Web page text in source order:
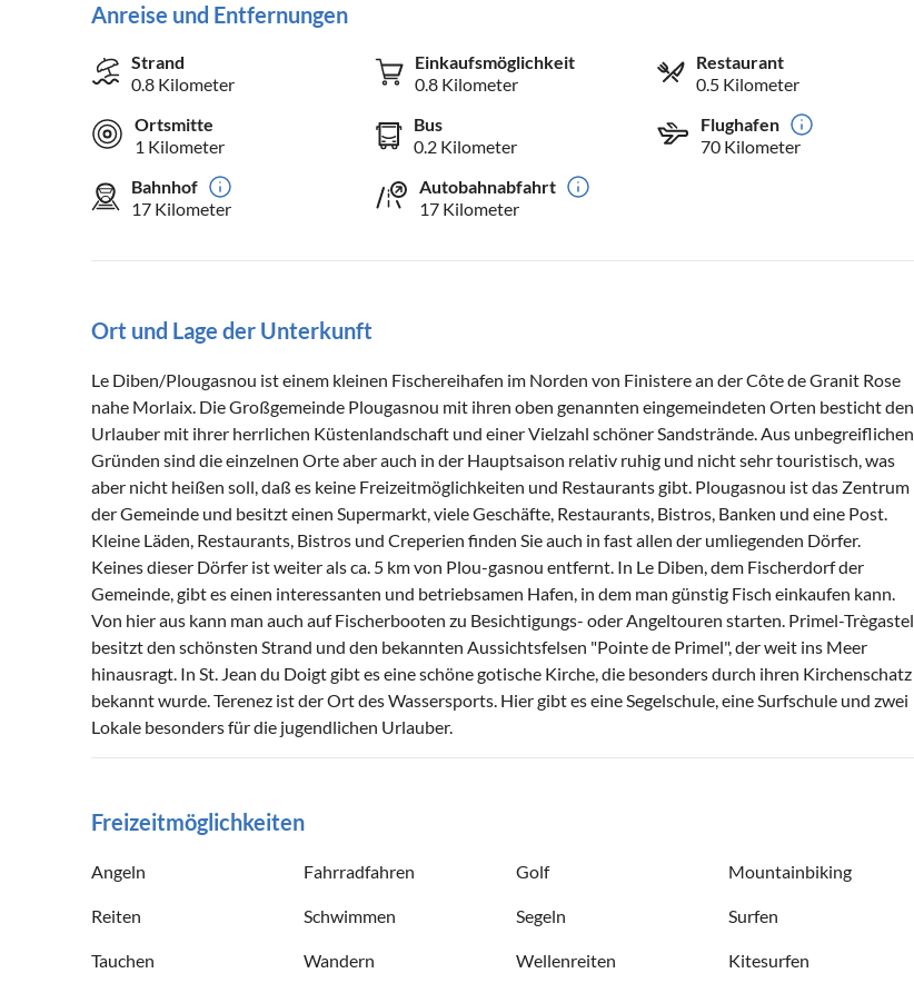
Anreise und Entfernungen
Strand
0.8 Kilometer
Einkaufsmöglichkeit
0.8 Kilometer
Restaurant
0.5 Kilometer
Ortsmitte
1 Kilometer
Bus
0.2 Kilometer
Flughafen
70 Kilometer
Bahnhof
17 Kilometer
Autobahnabfahrt
17 Kilometer
Ort und Lage der Unterkunft
Le Diben/Plougasnou ist einem kleinen Fischereihafen im Norden von Finistere an der Côte de Granit Rose
nahe Morlaix. Die Großgemeinde Plougasnou mit ihren oben genannten eingemeindeten Orten besticht den
Urlauber mit ihrer herrlichen Küstenlandschaft und einer Vielzahl schöner Sandstrände. Aus unbegreiflichen
Gründen sind die einzelnen Orte aber auch in der Hauptsaison relativ ruhig und nicht sehr touristisch, was
aber nicht heißen soll, daß es keine Freizeitmöglichkeiten und Restaurants gibt. Plougasnou ist das Zentrum
der Gemeinde und besitzt einen Supermarkt, viele Geschäfte, Restaurants, Bistros, Banken und eine Post.
Kleine Läden, Restaurants, Bistros und Creperien finden Sie auch in fast allen der umliegenden Dörfer.
Keines dieser Dörfer ist weiter als ca. 5 km von Plou-gasnou entfernt. In Le Diben, dem Fischerdorf der
Gemeinde, gibt es einen interessanten und betriebsamen Hafen, in dem man günstig Fisch einkaufen kann.
Von hier aus kann man auch auf Fischerbooten zu Besichtigungs- oder Angeltouren starten. Primel-Trègastel
besitzt den schönsten Strand und den bekannten Aussichtsfelsen "Pointe de Primel", der weit ins Meer
hinausragt. In St. Jean du Doigt gibt es eine schöne gotische Kirche, die besonders durch ihren Kirchenschatz
bekannt wurde. Terenez ist der Ort des Wassersports. Hier gibt es eine Segelschule, eine Surfschule und zwei
Lokale besonders für die jugendlichen Urlauber.
Freizeitmöglichkeiten
Angeln Fahrradfahren Golf Mountainbiking
Reiten Schwimmen Segeln Surfen
Tauchen Wandern Wellenreiten Kitesurfen